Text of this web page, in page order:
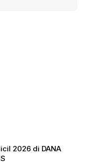
2026 di DANA